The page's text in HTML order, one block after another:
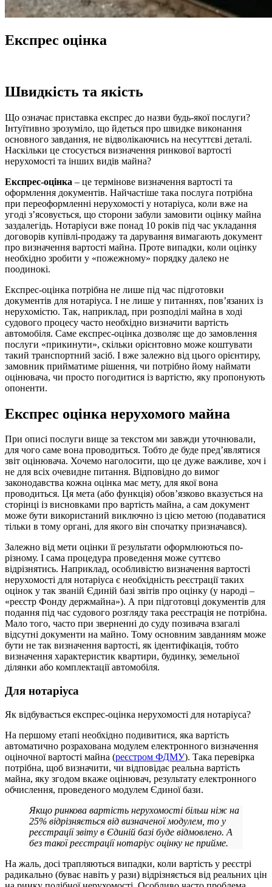
Експрес оцінка
Швидкість та якість
Що означає приставка експрес до назви будь-якої послуги?
Інтуїтивно зрозуміло, що йдеться про швидке виконання
основного завдання, не відволікаючись на несуттєві деталі.
Наскільки це стосується визначення ринкової вартості
нерухомості та інших видів майна?
Експрес-оцінка – це термінове визначення вартості та
оформлення документів. Найчастіше така послуга потрібна
при переоформленні нерухомості у нотаріуса, коли вже на
угоді з’ясовується, що сторони забули замовити оцінку майна
заздалегідь. Нотаріуси вже понад 10 років під час укладання
договорів купівлі-продажу та дарування вимагають документ
про визначення вартості майна. Проте випадки, коли оцінку
необхідно зробити у «пожежному» порядку далеко не
поодинокі.
Експрес-оцінка потрібна не лише під час підготовки
документів для нотаріуса. І не лише у питаннях, пов’язаних із
нерухомістю. Так, наприклад, при розподілі майна в ході
судового процесу часто необхідно визначити вартість
автомобіля. Саме експрес-оцінка дозволяє ще до замовлення
послуги «прикинути», скільки орієнтовно може коштувати
такий транспортний засіб. І вже залежно від цього орієнтиру,
замовник прийматиме рішення, чи потрібно йому наймати
оцінювача, чи просто погодитися із вартістю, яку пропонують
опоненти.
Експрес оцінка нерухомого майна
При описі послуги вище за текстом ми завжди уточнювали,
для чого саме вона проводиться. Тобто де буде пред’являтися
звіт оцінювача. Хочемо наголосити, що це дуже важливе, хоч і
не для всіх очевидне питання. Відповідно до вимог
законодавства кожна оцінка має мету, для якої вона
проводиться. Ця мета (або функція) обов’язково вказується на
сторінці із висновками про вартість майна, а сам документ
може бути використаний виключно із цією метою (подаватися
тільки в тому органі, для якого він спочатку призначався).
Залежно від мети оцінки її результати оформлюються по-
різному. І сама процедура проведення може суттєво
відрізнятись. Наприклад, особливістю визначення вартості
нерухомості для нотаріуса є необхідність реєстрації таких
оцінок у так званій Єдиній базі звітів про оцінку (у народі –
«реєстр Фонду держмайна»). А при підготовці документів для
подання під час судового розгляду така реєстрація не потрібна.
Мало того, часто при зверненні до суду позивача взагалі
відсутні документи на майно. Тому основним завданням може
бути не так визначення вартості, як ідентифікація, тобто
визначення характеристик квартири, будинку, земельної
ділянки або комплектації автомобіля.
Для нотаріуса
Як відбувається експрес-оцінка нерухомості для нотаріуса?
На першому етапі необхідно подивитися, яка вартість
автоматично розрахована модулем електронного визначення
оціночної вартості майна (реєстром ФДМУ). Така перевірка
потрібна, щоб визначити, чи відповідає реальна вартість
майна, яку згодом вкаже оцінювач, результату електронного
обчислення, проведеного модулем Єдиної бази.
Якщо ринкова вартість нерухомості більш ніж на
25% відрізняється від визначеної модулем, то у
реєстрації звіту в Єдиній базі буде відмовлено. А
без такої реєстрації нотаріус оцінку не прийме.
На жаль, досі трапляються випадки, коли вартість у реєстрі
радикально (буває навіть у рази) відрізняється від реальних цін